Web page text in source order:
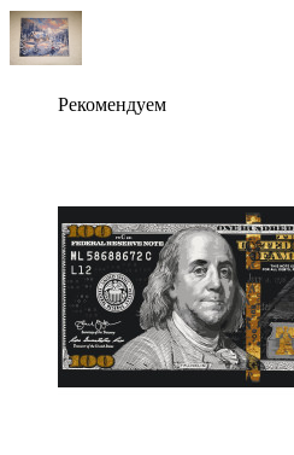
Рекомендуем